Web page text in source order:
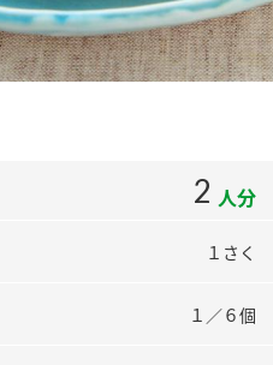
2 人分
１さく
１／６個